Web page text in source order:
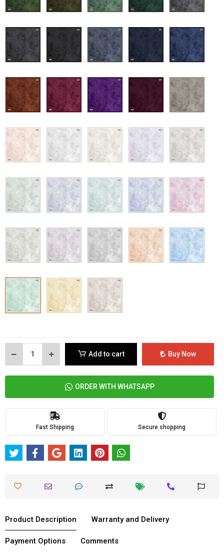
Add to cart Buy Now
ORDER WITH WHATSAPP
Fast Shipping Secure shopping
Product Description Warranty and Delivery
Payment Options Comments